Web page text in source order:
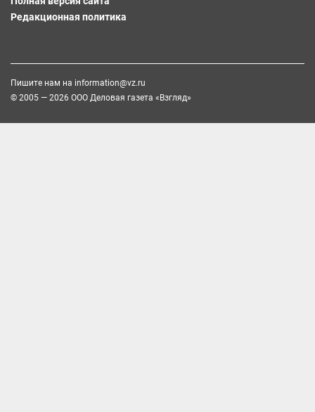
Редакционная политика
Пишите нам на information@vz.ru
© 2005 — 2026 ООО Деловая газета «Взгляд»